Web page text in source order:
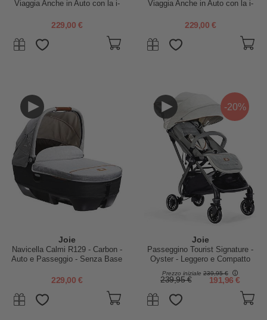
Viaggia Anche in Auto con la i-
229,00 €
Viaggia Anche in Auto con la i-
229,00 €
Joie
Navicella Calmi R129 - Carbon -
Auto e Passeggio - Senza Base
229,00 €
-20%
Joie
Passeggino Tourist Signature -
Oyster - Leggero e Compatto
Prezzo iniziale 239,95 €
239,95 € 191,96 €